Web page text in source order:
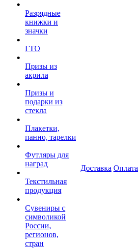
Разрядные
книжки и
значки
ГТО
Призы из
акрила
Призы и
подарки из
стекла
Плакетки,
панно, тарелки
Футляры для
наград
Текстильная
продукция
Сувениры с
символикой
России,
регионов,
стран
Доставка Оплата